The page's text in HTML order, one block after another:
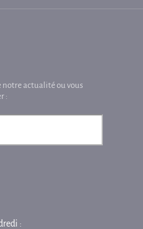
notre actualité ou vous
:
: